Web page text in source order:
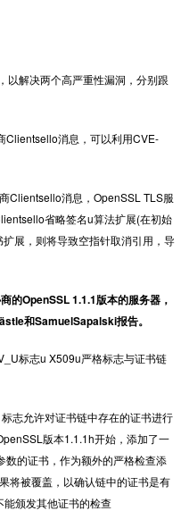
解决两个高严重性漏洞，分别跟
消息，可以利用CVE-
消息，OpenSSL TLS服
省略签名u算法扩展(在初始
展，则将导致空指针取消引用，导
的OpenSSL 1.1.1版本的服务器，
和SamuelSapalski报告。
标志u X509u严格标志与证书链
允许对证书链中存在的证书进行
版本1.1.1h开始，添加了一
数的证书，作为额外的严格检查添
将被覆盖，以确认链中的证书是有
颁发其他证书的检查